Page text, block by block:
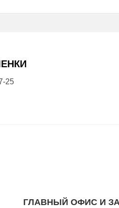
25
ГЛАВНЫЙ ОФИС И